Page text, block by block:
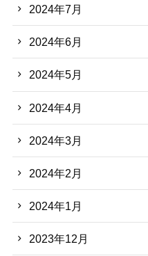
2024年7月
2024年6月
2024年5月
2024年4月
2024年3月
2024年2月
2024年1月
2023年12月